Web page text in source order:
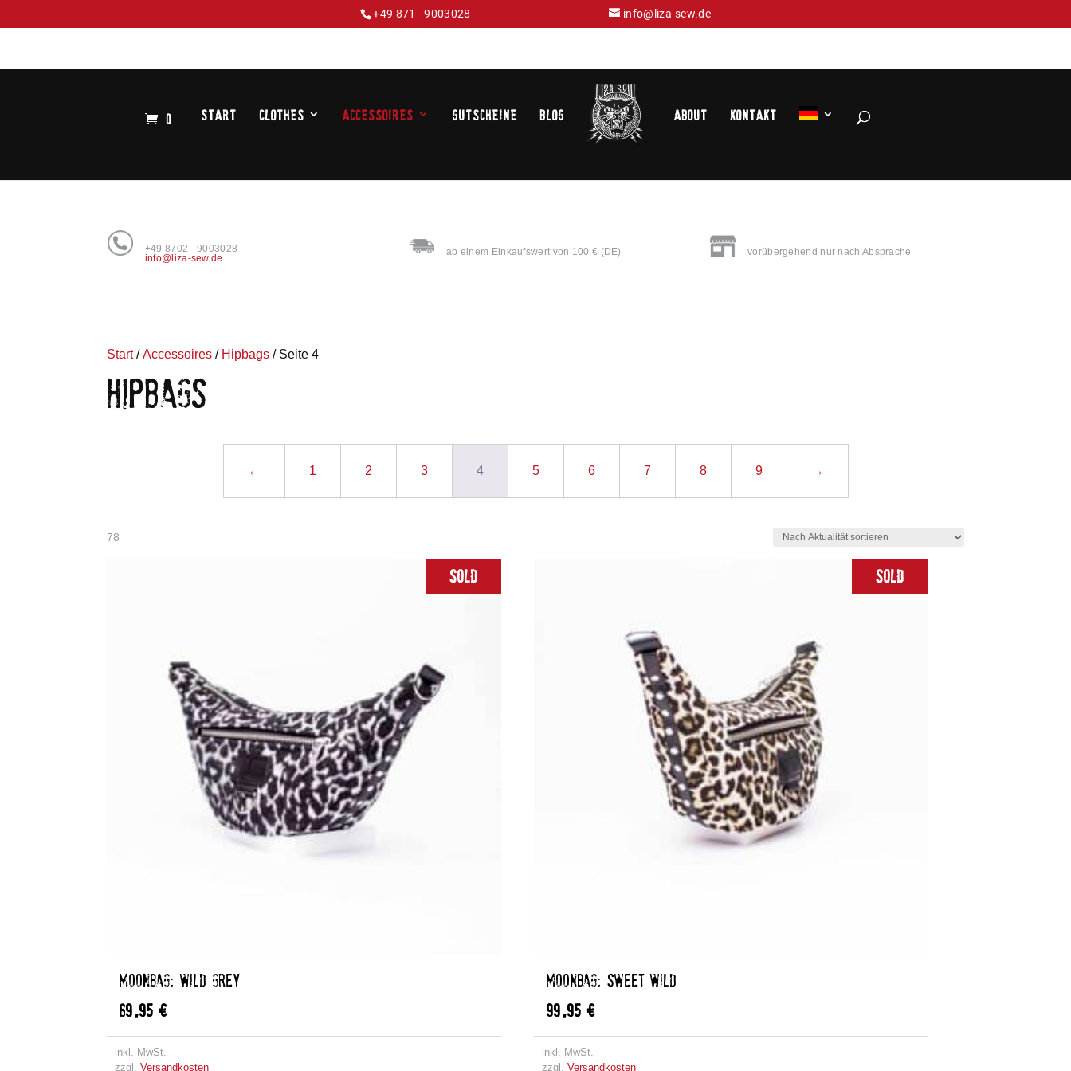
+49 8702 - 9003028
info@liza-sew.de
ab einem Einkaufswert von 100 € (DE) vorübergehend nur nach Absprache
+49 871 - 9003028 info@liza-sew.de
0 Start Clothes Accessoires Gutscheine Blog About Kontakt
Start/Accessoires / Hipbags / Seite 4
HIPBAGS
← 1 2 3 4 5 6 7 8 9 →
78
Sold
MOONBAG: WILD GREY
89,95€
inkl. MwSt.
zzgl.Versandkosten
Sold
MOONBAG: SWEET WILD
99,95 €
inkl. MwSt.
zzgl. Versandkosten